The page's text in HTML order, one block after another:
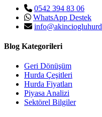
0542 394 83 06
WhatsApp Destek
Blog Kategorileri
Geri Dönüşüm
Hurda Çeşitleri
Hurda Fiyatları
Piyasa Analizi
Sektörel Bilgiler